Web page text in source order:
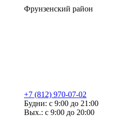
Фрунзенский район
+7 (812) 970-07-02
Будни: с 9:00 до 21:00
Вых.: с 9:00 до 20:00